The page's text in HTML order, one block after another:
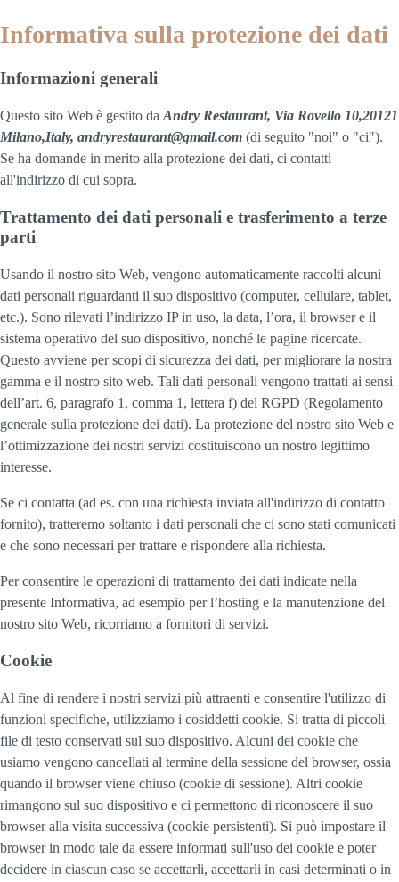
Informativa sulla protezione dei dati
Informazioni generali
Questo sito Web è gestito da Andry Restaurant, Via Rovello 10,20121
Milano,Italy, andryrestaurant@gmail.com (di seguito "noi" o "ci").
Se ha domande in merito alla protezione dei dati, ci contatti
all'indirizzo di cui sopra.
Trattamento dei dati personali e trasferimento a terze
parti
Usando il nostro sito Web, vengono automaticamente raccolti alcuni
dati personali riguardanti il suo dispositivo (computer, cellulare, tablet,
etc.). Sono rilevati l’indirizzo IP in uso, la data, l’ora, il browser e il
sistema operativo del suo dispositivo, nonché le pagine ricercate.
Questo avviene per scopi di sicurezza dei dati, per migliorare la nostra
gamma e il nostro sito web. Tali dati personali vengono trattati ai sensi
dell’art. 6, paragrafo 1, comma 1, lettera f) del RGPD (Regolamento
generale sulla protezione dei dati). La protezione del nostro sito Web e
l’ottimizzazione dei nostri servizi costituiscono un nostro legittimo
interesse.
Se ci contatta (ad es. con una richiesta inviata all'indirizzo di contatto
fornito), tratteremo soltanto i dati personali che ci sono stati comunicati
e che sono necessari per trattare e rispondere alla richiesta.
Per consentire le operazioni di trattamento dei dati indicate nella
presente Informativa, ad esempio per l’hosting e la manutenzione del
nostro sito Web, ricorriamo a fornitori di servizi.
Cookie
Al fine di rendere i nostri servizi più attraenti e consentire l'utilizzo di
funzioni specifiche, utilizziamo i cosiddetti cookie. Si tratta di piccoli
file di testo conservati sul suo dispositivo. Alcuni dei cookie che
usiamo vengono cancellati al termine della sessione del browser, ossia
quando il browser viene chiuso (cookie di sessione). Altri cookie
rimangono sul suo dispositivo e ci permettono di riconoscere il suo
browser alla visita successiva (cookie persistenti). Si può impostare il
browser in modo tale da essere informati sull'uso dei cookie e poter
decidere in ciascun caso se accettarli, accettarli in casi determinati o in